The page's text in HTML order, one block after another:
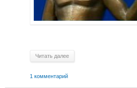
Читать далее
1 комментарий